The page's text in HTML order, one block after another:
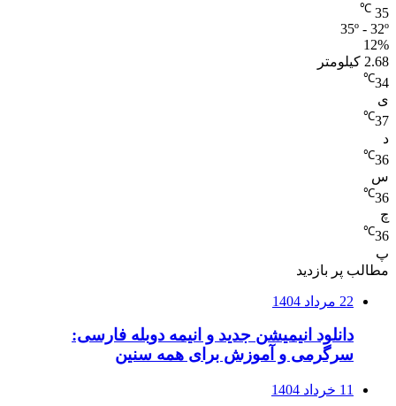
35
℃
35º - 32º
12%
2.68 کیلومتر
34
℃
ی
37
℃
د
36
℃
س
36
℃
چ
36
℃
پ
مطالب پر بازدید
22 مرداد 1404
دانلود انیمیشن جدید و انیمه دوبله فارسی:
سرگرمی و آموزش برای همه سنین
11 خرداد 1404